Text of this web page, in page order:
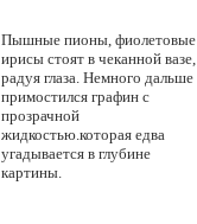
Пышные пионы, фиолетовые
ирисы стоят в чеканной вазе,
радуя глаза. Немного дальше
примостился графин с
прозрачной
жидкостью.которая едва
угадывается в глубине
картины.